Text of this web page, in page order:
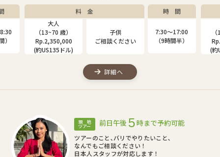
時 間
〜17:00
間半）
料 金
（13~80 歳）
Rp.2,000,000
(約US115ドル)
（4~12 歳）
Rp.1,310,000
時 間
7:30〜17:00
（9時間半）
詳細へ
現 地
ツアー 前日午後 5時まで予約可能
ツアーのこと､バリでやりたいこと､
なんでもご相談ください！
日本人スタッフが対応します！